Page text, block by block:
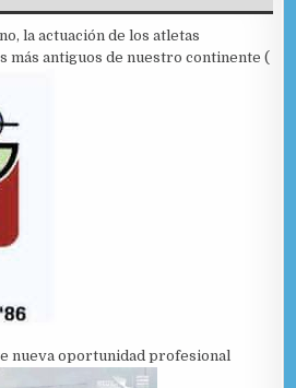
la actuación de los atletas
más antiguos de nuestro continente (
nueva oportunidad profesional